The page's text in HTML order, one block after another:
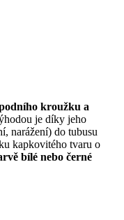
kroužku a
je díky jeho
narážení) do tubusu
kapkovitého tvaru o
bílé nebo černé